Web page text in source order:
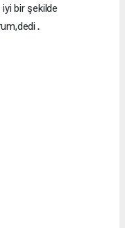
bir şekilde
.